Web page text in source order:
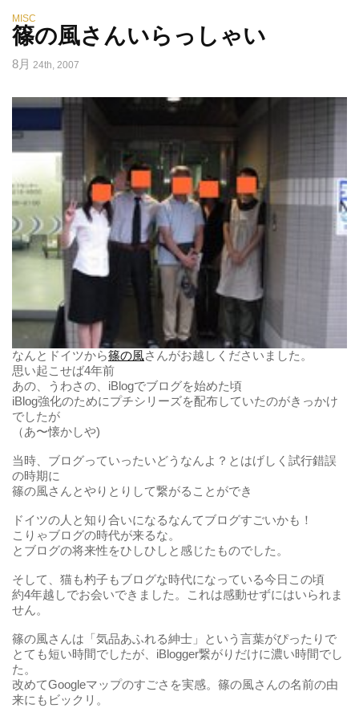
MISC
篠の風さんいらっしゃい
8月 24th, 2007
なんとドイツから篠の風さんがお越しくださいました。
思い起こせば4年前
あの、うわさの、iBlogでブログを始めた頃
iBlog強化のためにプチシリーズを配布していたのがきっかけ
でしたが
（あ〜懐かしや)
当時、ブログっていったいどうなんよ？とはげしく試行錯誤
の時期に
篠の風さんとやりとりして繋がることができ
ドイツの人と知り合いになるなんてブログすごいかも！
こりゃブログの時代が来るな。
とブログの将来性をひしひしと感じたものでした。
そして、猫も杓子もブログな時代になっている今日この頃
約4年越しでお会いできました。これは感動せずにはいられま
せん。
篠の風さんは「気品あふれる紳士」という言葉がぴったりで
とても短い時間でしたが、iBlogger繋がりだけに濃い時間でし
た。
改めてGoogleマップのすごさを実感。篠の風さんの名前の由
来にもビックリ。